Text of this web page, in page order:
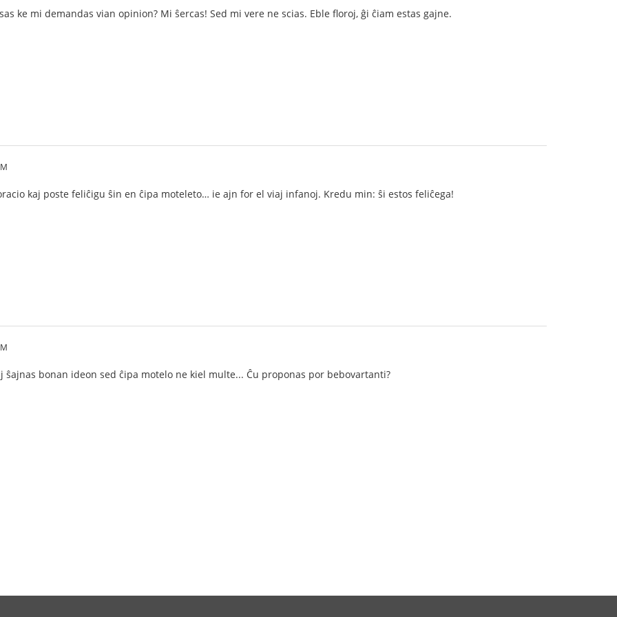
ke mi demandas vian opinion? Mi ŝercas! Sed mi vere ne scias. Eble floroj, ĝi ĉiam estas gajne.
kaj poste feliĉigu ŝin en ĉipa moteleto… ie ajn for el viaj infanoj. Kredu min: ŝi estos feliĉega!
bonan ideon sed ĉipa motelo ne kiel multe... Ĉu proponas por bebovartanti?